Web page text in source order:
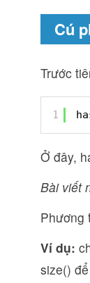
Cú
Trước
1
Ở đây,
Bài viết
Phương
Ví dụ:
size()